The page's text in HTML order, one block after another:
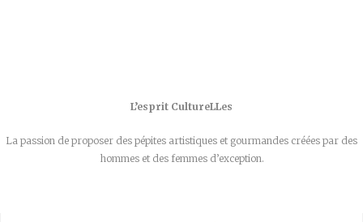
L’esprit CultureLLes
La passion de proposer des pépites artistiques et gourmandes créées par des
hommes et des femmes d’exception.